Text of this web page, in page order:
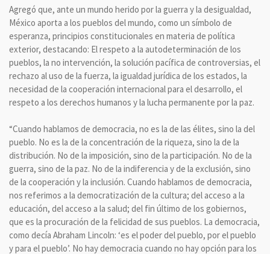
Agregó que, ante un mundo herido por la guerra y la desigualdad,
México aporta a los pueblos del mundo, como un símbolo de
esperanza, principios constitucionales en materia de política
exterior, destacando: El respeto a la autodeterminación de los
pueblos, la no intervención, la solución pacífica de controversias, el
rechazo al uso de la fuerza, la igualdad jurídica de los estados, la
necesidad de la cooperación internacional para el desarrollo, el
respeto a los derechos humanos y la lucha permanente por la paz.
“Cuando hablamos de democracia, no es la de las élites, sino la del
pueblo. No es la de la concentración de la riqueza, sino la de la
distribución. No de la imposición, sino de la participación. No de la
guerra, sino de la paz. No de la indiferencia y de la exclusión, sino
de la cooperación y la inclusión. Cuando hablamos de democracia,
nos referimos a la democratización de la cultura; del acceso a la
educación, del acceso a la salud; del fin último de los gobiernos,
que es la procuración de la felicidad de sus pueblos. La democracia,
como decía Abraham Lincoln: ‘es el poder del pueblo, por el pueblo
y para el pueblo’. No hay democracia cuando no hay opción para los